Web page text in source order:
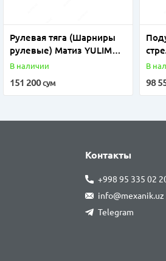
Рулевая тяга (Шарниры
рулевые) Матиз YULIM
(Ю.Корея)
В наличии
151 200сум
В
98
Контакты
+998 95 335 02
info@mexanik.uz
Telegram